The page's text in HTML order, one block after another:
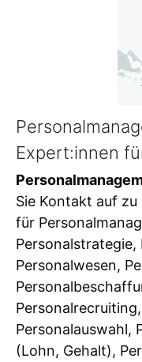
Expert:innen
Sie Kontakt auf
für
Personalstrategie,
Personalwesen,
Personalauswahl,
(Lohn, Gehalt),